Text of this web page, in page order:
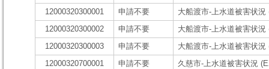
12000320300001
申請不要
大船渡市-上水道被害状況
12000320300002
申請不要
大船渡市-上水道被害状況
12000320300003
申請不要
大船渡市-上水道被害状況
12000320700001
申請不要
久慈市-上水道被害状況